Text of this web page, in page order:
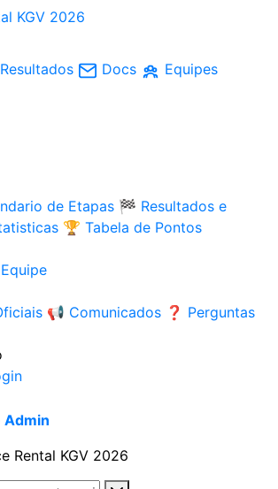
Resultados Docs
Equipes
de Etapas 🏁 Resultados e
🏆 Tabela de Pontos
📢 Comunicados ❓ Perguntas
Admin
Rental KGV 2026